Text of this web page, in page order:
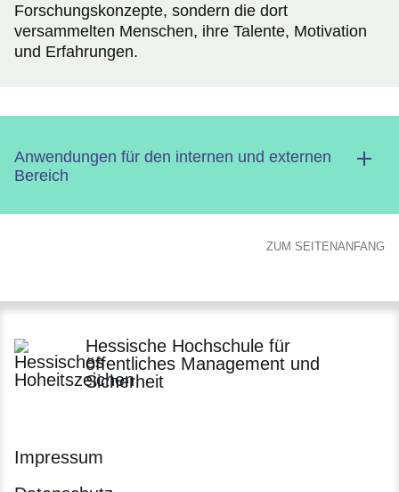
Forschungskonzepte, sondern die dort
versammelten Menschen, ihre Talente, Motivation
und Erfahrungen.
Anwendungen für den internen und externen
Bereich
ZUM SEITENANFANG
Hessische Hochschule für
öffentliches Management und
Sicherheit
Impressum